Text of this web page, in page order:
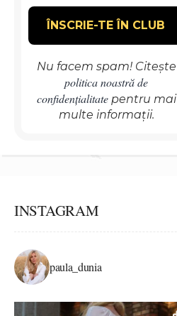
Nu facem spam! Citește
politica noastră de
confidențialitatepentru mai
multe informații.
INSTAGRAM
paula_dunia